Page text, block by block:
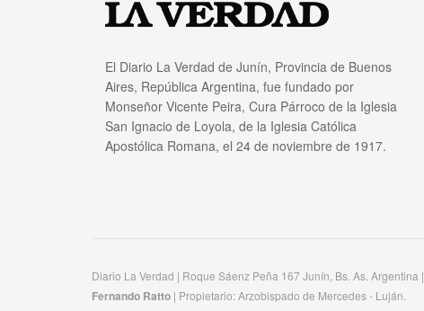
El Diario La Verdad de Junín, Provincia de Buenos
Aires, República Argentina, fue fundado por
Monseñor Vicente Peira, Cura Párroco de la Iglesia
San Ignacio de Loyola, de la Iglesia Católica
Apostólica Romana, el 24 de noviembre de 1917.
Diario La Verdad | Roque Sáenz Peña 167 Junín, Bs. As.
Fernando Ratto | Propietario:​ Arzobispado de Mercedes - Luján.